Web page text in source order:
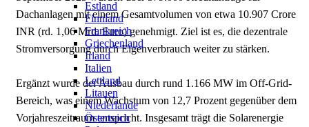
Estland
Finnland
Frankreich
Griechenland
Irland
Italien
Lettland
Litauen
Niederlande
Österreich
Dachanlagen mit einem Gesamtvolumen von etwa 10.907 Crore
INR (rd. 1,06 Mrd. Euro) genehmigt. Ziel ist es, die dezentrale
Stromversorgung durch Eigenverbrauch weiter zu stärken.
Ergänzt wurde der Ausbau durch rund 1.166 MW im Off-Grid-
Bereich, was einem Wachstum von 12,7 Prozent gegenüber dem
Vorjahreszeitraum entspricht. Insgesamt trägt die Solarenergie